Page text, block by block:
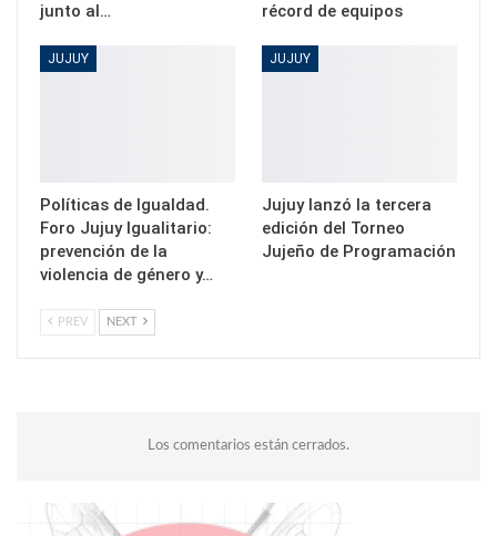
junto al…
récord de equipos
JUJUY
Políticas de Igualdad.
Foro Jujuy Igualitario:
prevención de la
violencia de género y…
JUJUY
Jujuy lanzó la tercera
edición del Torneo
Jujeño de Programación
PREV NEXT
Los comentarios están cerrados.